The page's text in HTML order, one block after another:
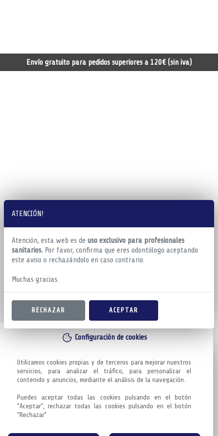
ATENCIÓN!
Atención, esta web es de uso exclusivo para profesionales
sanitarios. Por favor, confirma que eres odontólogo aceptando
este aviso o rechazándolo en caso contrario.
Muchas gracias.
RECHAZAR ACEPTAR
Configuración de cookies
Utilizamos cookies propias y de terceros para mejorar nuestros
servicios, para analizar el tráfico, para personalizar el
contenido y anuncios, mediante el análisis de la navegación.
Puedes aceptar todas las cookies pulsando en el botón
“Aceptar”, rechazar todas las cookies pulsando en el botón
“Rechazar”
Envío gratuito para pedidos superiores a 120€ (sin iva)